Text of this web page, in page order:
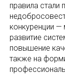
правила стали
конкуренции —
развитие
повышение
также на